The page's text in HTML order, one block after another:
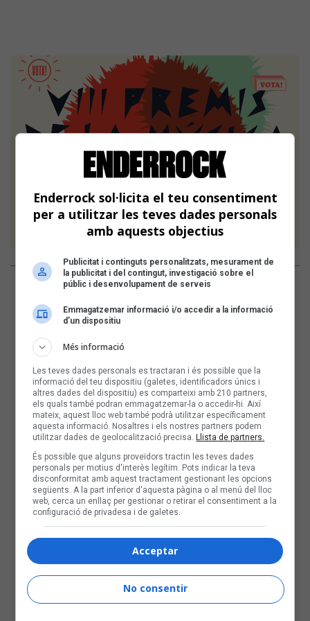
Enderrock sol·licita el teu consentiment
per a utilitzar les teves dades personals
amb aquests objectius
Publicitat i continguts personalitzats, mesurament de
la publicitat i del contingut, investigació sobre el
públic i desenvolupament de serveis
Emmagatzemar informació i/o accedir a la informació
d’un dispositiu
Més informació
Les teves dades personals es tractaran i és possible que la
informació del teu dispositiu (galetes, identificadors únics i
altres dades del dispositiu) es comparteixi amb 210 partners,
els quals també podran emmagatzemar-la o accedir-hi. Així
mateix, aquest lloc web també podrà utilitzar específicament
aquesta informació. Nosaltres i els nostres partners podem
utilitzar dades de geolocalització precisa. Llista de partners.
És possible que alguns proveïdors tractin les teves dades
personals per motius d'interès legítim. Pots indicar la teva
disconformitat amb aquest tractament gestionant les opcions
següents. A la part inferior d'aquesta pàgina o al menú del lloc
web, cerca un enllaç per gestionar o retirar el consentiment a la
configuració de privadesa i de galetes.
Acceptar
No consentir